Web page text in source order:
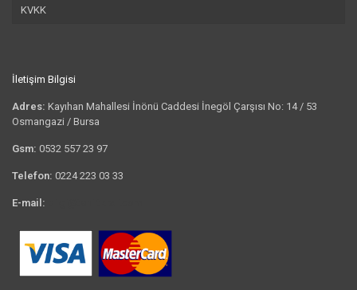
KVKK
İletişim Bilgisi
Adres: Kayıhan Mahallesi İnönü Caddesi İnegöl Çarşısı No: 14 / 53
Osmangazi / Bursa
Gsm: 0532 557 23 97
Telefon: 0224 223 03 33
E-mail: